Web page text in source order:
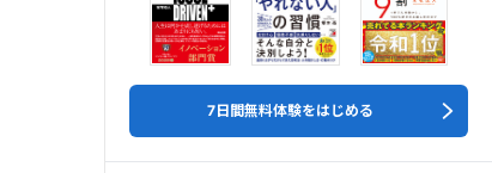
7日間無料体験をはじめる